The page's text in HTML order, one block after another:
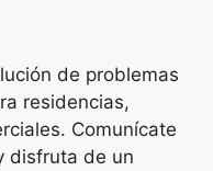
de problemas
residencias,
Comunícate
disfruta de un